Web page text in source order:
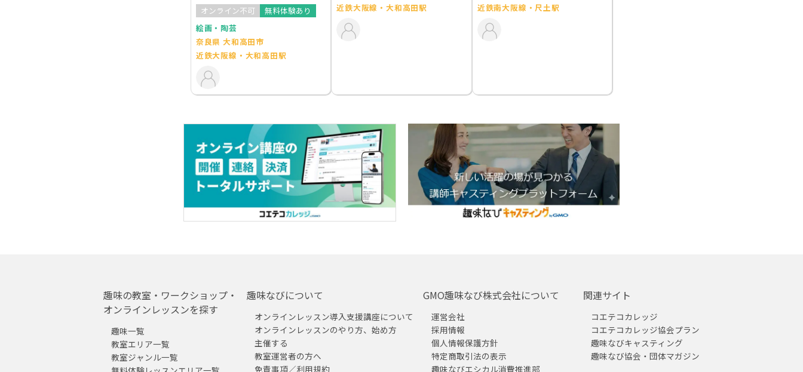
オンライン不可
無料体験あり
絵画・陶芸
奈良県 大和高田市
近鉄大阪線・大和高田駅
近鉄大阪線・大和高田駅
近鉄南大阪線・尺土駅
趣味の教室・ワークショップ・
オンラインレッスンを探す
趣味一覧
教室エリア一覧
教室ジャンル一覧
趣味なびについて
オンラインレッスン導入支援講座について
オンラインレッスンのやり方、始め方
主催する
教室運営者の方へ
免責事項／利用規約
GMO趣味なび株式会社について
運営会社
採用情報
個人情報保護方針
特定商取引法の表示
趣味なびエシカル消費推進部
関連サイト
コエテコカレッジ
コエテコカレッジ協会プラン
趣味なびキャスティング
趣味なび協会・団体マガジン